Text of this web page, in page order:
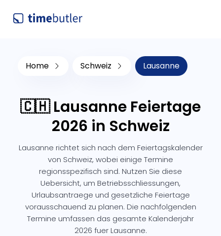
Home Schweiz Lausanne
🇨🇭 Lausanne Feiertage
2026 in Schweiz
Lausanne richtet sich nach dem Feiertagskalender
von Schweiz, wobei einige Termine
regionsspezifisch sind. Nutzen Sie diese
Uebersicht, um Betriebsschliessungen,
Urlaubsantraege und gesetzliche Feiertage
vorausschauend zu planen. Die nachfolgenden
Termine umfassen das gesamte Kalenderjahr
2026 fuer Lausanne.